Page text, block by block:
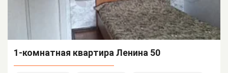
1-комнатная квартира Ленина 50